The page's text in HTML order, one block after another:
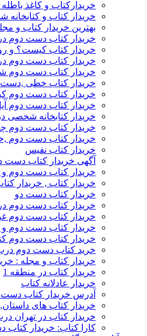
خریدارکتاب و کاغذ
خریدار کتاب و
بهترین خریدار کتاب و
خریدار کتاب دست دوم
خریدار کتاب کیست؟ و
خریدار کتاب دست دوم در
خریدار کتاب دست دوم
خریدار کتاب خطی ,دست
خریدار کتاب دست دوم
خریدار کتاب دست دوم
خریدار کتابخانه شخصی
خریدار کتاب دست دوم
خریدار کتاب دست دوم
خریدار کتاب نفیس
آگهی خریدار کتاب دست
خریدار کتاب دست دوم
خریدار کتاب , خریدار
خریدار کتاب دست دو
خریدار کتاب دست دوم
خریدار کتاب دست دوم
خریدار کتاب دست دوم
خریدار کتاب دست دوم
خرید کتاب دست دوم
خریدار کتاب و مجله :
خریدار کتاب در منطقه 1
خریدار عادلانه کتاب
آدرس خریدار کتاب دست
خریدار کتاب های
خریدار کتاب در تهران
کارا کتاب: خریدار